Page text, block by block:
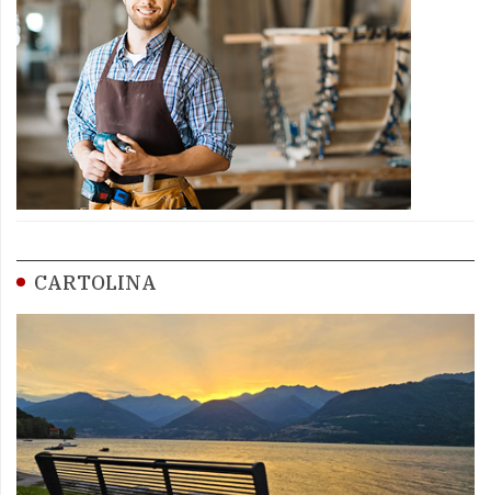
CARTOLINA